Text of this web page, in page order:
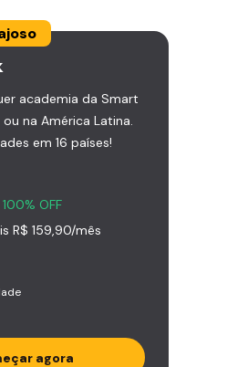
academia da Smart
na América Latina.
em 16 países!
100% OFF
R$ 159,90/mês
agora